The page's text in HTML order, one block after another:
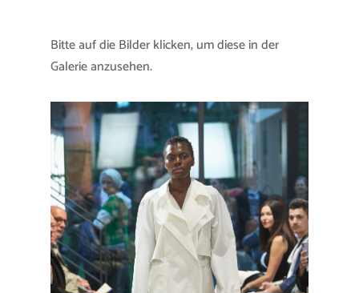
Bitte auf die Bilder klicken, um diese in der
Galerie anzusehen.